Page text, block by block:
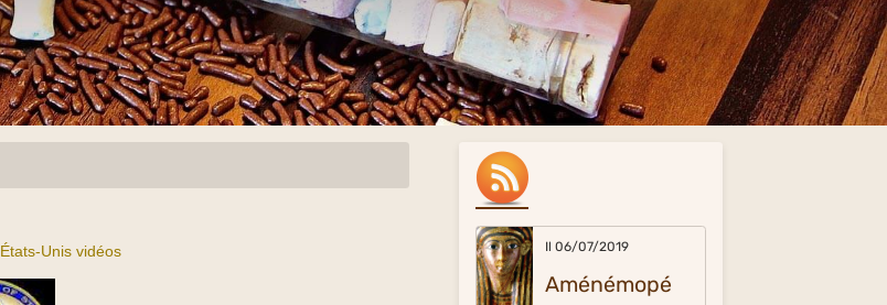
États-Unis vidéos Il 06/07/2019
Aménémopé